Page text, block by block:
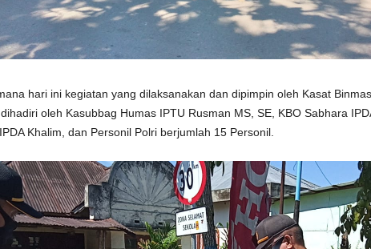
hari ini kegiatan yang dilaksanakan dan dipimpin oleh Kasat Binmas
oleh Kasubbag Humas IPTU Rusman MS, SE, KBO Sabhara
Khalim, dan Personil Polri berjumlah 15 Personil.